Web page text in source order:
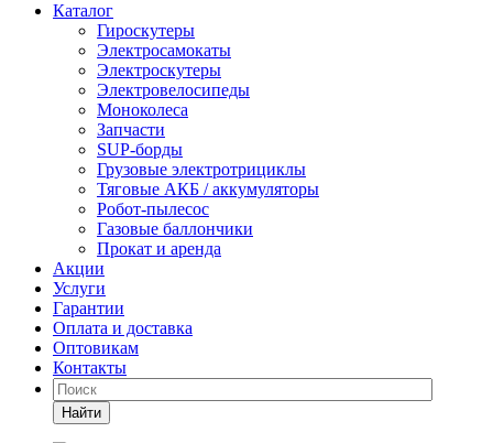
Каталог
Гироскутеры
Электросамокаты
Электроскутеры
Электровелосипеды
Моноколеса
Запчасти
SUP-борды
Грузовые электротрициклы
Тяговые АКБ / аккумуляторы
Робот-пылесос
Газовые баллончики
Прокат и аренда
Акции
Услуги
Гарантии
Оплата и доставка
Оптовикам
Контакты
Найти